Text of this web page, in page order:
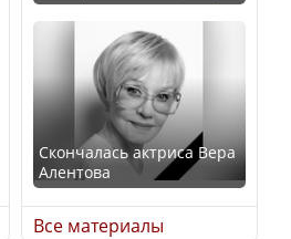
Скончалась актриса Вера
Алентова
Все материалы